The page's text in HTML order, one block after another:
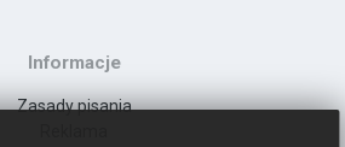
Informacje
Zasady pisania